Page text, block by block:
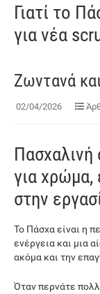
Γιατί το
για νέα
Ζωντανά
02/04/2026
για χρώμα,
στην
Το Πάσχα είναι η
ενέργεια και μια
ακόμα και την
Όταν περνάτε